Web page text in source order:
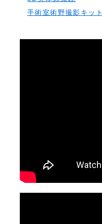
手術室術野撮影キット